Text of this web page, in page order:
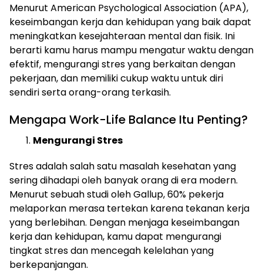
Menurut American Psychological Association (APA),
keseimbangan kerja dan kehidupan yang baik dapat
meningkatkan kesejahteraan mental dan fisik. Ini
berarti kamu harus mampu mengatur waktu dengan
efektif, mengurangi stres yang berkaitan dengan
pekerjaan, dan memiliki cukup waktu untuk diri
sendiri serta orang-orang terkasih.
Mengapa Work-Life Balance Itu Penting?
Mengurangi Stres
Stres adalah salah satu masalah kesehatan yang
sering dihadapi oleh banyak orang di era modern.
Menurut sebuah studi oleh Gallup, 60% pekerja
melaporkan merasa tertekan karena tekanan kerja
yang berlebihan. Dengan menjaga keseimbangan
kerja dan kehidupan, kamu dapat mengurangi
tingkat stres dan mencegah kelelahan yang
berkepanjangan.